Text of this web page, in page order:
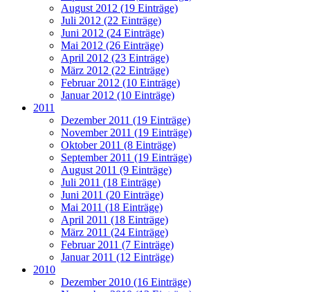
August 2012 (19 Einträge)
Juli 2012 (22 Einträge)
Juni 2012 (24 Einträge)
Mai 2012 (26 Einträge)
April 2012 (23 Einträge)
März 2012 (22 Einträge)
Februar 2012 (10 Einträge)
Januar 2012 (10 Einträge)
2011
Dezember 2011 (19 Einträge)
November 2011 (19 Einträge)
Oktober 2011 (8 Einträge)
September 2011 (19 Einträge)
August 2011 (9 Einträge)
Juli 2011 (18 Einträge)
Juni 2011 (20 Einträge)
Mai 2011 (18 Einträge)
April 2011 (18 Einträge)
März 2011 (24 Einträge)
Februar 2011 (7 Einträge)
Januar 2011 (12 Einträge)
2010
Dezember 2010 (16 Einträge)